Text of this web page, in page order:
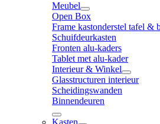
Meubel
Open Box
Frame kastonderstel tafel &
Schuifdeurkasten
Fronten alu-kaders
Tablet met alu-kader
Interieur & Winkel
Glasstructuren interieur
Scheidingswanden
Binnendeuren